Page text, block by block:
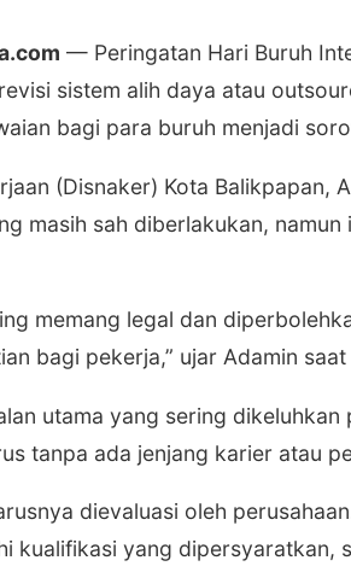
— Peringatan Hari Buruh
sistem alih daya atau
bagi para buruh menjadi
(Disnaker) Kota Balikpapan,
masih sah diberlakukan,
memang legal dan
bagi pekerja,” ujar Adamin
utama yang sering
tanpa ada jenjang karier atau
dievaluasi oleh
kualifikasi yang